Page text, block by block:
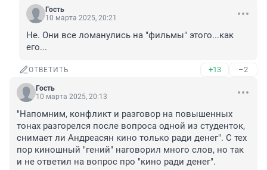
Гость
10 марта 2025, 20:21
Не. Они все ломанулись на "фильмы" этого...как
его...
ОТВЕТИТЬ +13 –2
Гость
10 марта 2025, 20:13
"Напомним, конфликт и разговор на повышенных
тонах разгорелся после вопроса одной из студенток,
снимает ли Андреасян кино только ради денег". С тех
пор киношный "гений" наговорил много слов, но так
и не ответил на вопрос про "кино ради денег".